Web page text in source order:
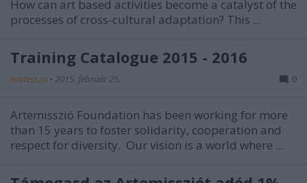
How can art based activities become a catalyst of the
processes of cross-cultural adaptation? This ...
Training Catalogue 2015 - 2016
evatessza • 2015. február 25. 0
Artemisszió Foundation has been working for more
than 15 years to foster solidarity, cooperation and
respect for diversity. Our vision is a world where ...